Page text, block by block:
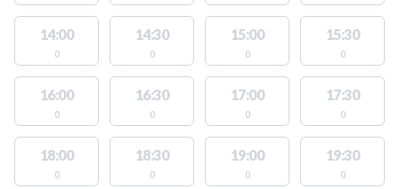
14:00
0
14:30
0
15:00
0
15:30
0
16:00
0
16:30
0
17:00
0
17:30
0
18:00
0
18:30
0
19:00
0
19:30
0